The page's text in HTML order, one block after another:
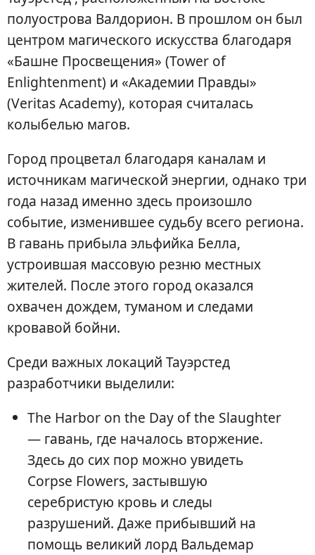
полуострова Валдорион. В прошлом он был
центром магического искусства благодаря
«Башне Просвещения» (Tower of
Enlightenment) и «Академии Правды»
(Veritas Academy), которая считалась
колыбелью магов.
Город процветал благодаря каналам и
источникам магической энергии, однако три
года назад именно здесь произошло
событие, изменившее судьбу всего региона.
В гавань прибыла эльфийка Белла,
устроившая массовую резню местных
жителей. После этого город оказался
охвачен дождем, туманом и следами
кровавой бойни.
Среди важных локаций Тауэрстед
разработчики выделили:
The Harbor on the Day of the Slaughter
— гавань, где началось вторжение.
Здесь до сих пор можно увидеть
Corpse Flowers, застывшую
серебристую кровь и следы
разрушений. Даже прибывший на
помощь великий лорд Вальдемар